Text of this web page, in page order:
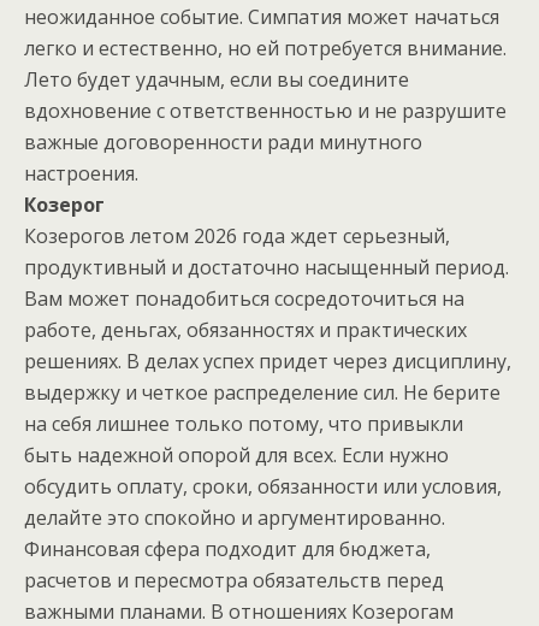
неожиданное событие. Симпатия может начаться
легко и естественно, но ей потребуется внимание.
Лето будет удачным, если вы соедините
вдохновение с ответственностью и не разрушите
важные договоренности ради минутного
настроения.
Козерог
Козерогов летом 2026 года ждет серьезный,
продуктивный и достаточно насыщенный период.
Вам может понадобиться сосредоточиться на
работе, деньгах, обязанностях и практических
решениях. В делах успех придет через дисциплину,
выдержку и четкое распределение сил. Не берите
на себя лишнее только потому, что привыкли
быть надежной опорой для всех. Если нужно
обсудить оплату, сроки, обязанности или условия,
делайте это спокойно и аргументированно.
Финансовая сфера подходит для бюджета,
расчетов и пересмотра обязательств перед
важными планами. В отношениях Козерогам